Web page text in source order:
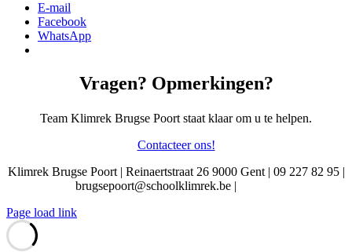
E-mail
Facebook
WhatsApp
Vragen? Opmerkingen?
Team Klimrek Brugse Poort staat klaar om u te helpen.
Contacteer ons!
Klimrek Brugse Poort | Reinaertstraat 26 9000 Gent | 09 227 82 95 |
brugsepoort@schoolklimrek.be|
Page load link